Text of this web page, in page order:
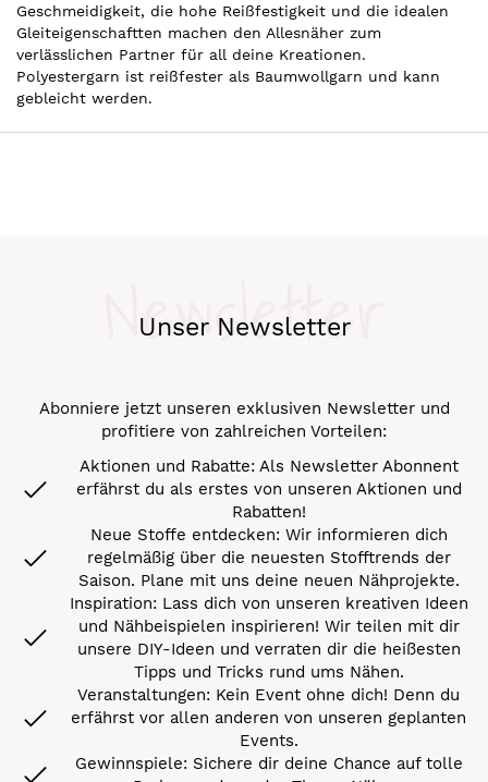
Geschmeidigkeit, die hohe Reißfestigkeit und die idealen
Gleiteigenschaftten machen den Allesnäher zum
verlässlichen Partner für all deine Kreationen.
Polyestergarn ist reißfester als Baumwollgarn und kann
gebleicht werden.
Unser Newsletter
Newsletter
Abonniere jetzt unseren exklusiven Newsletter und
profitiere von zahlreichen Vorteilen:
Aktionen und Rabatte: Als Newsletter Abonnent
erfährst du als erstes von unseren Aktionen und
Rabatten!
Neue Stoffe entdecken: Wir informieren dich
regelmäßig über die neuesten Stofftrends der
Saison. Plane mit uns deine neuen Nähprojekte.
Inspiration: Lass dich von unseren kreativen Ideen
und Nähbeispielen inspirieren! Wir teilen mit dir
unsere DIY-Ideen und verraten dir die heißesten
Tipps und Tricks rund ums Nähen.
Veranstaltungen: Kein Event ohne dich! Denn du
erfährst vor allen anderen von unseren geplanten
Events.
Gewinnspiele: Sichere dir deine Chance auf tolle